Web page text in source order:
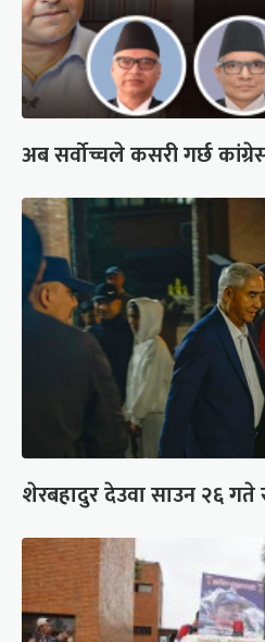
अब सर्वोच्चले कसरी गर्छ
शेरबहादुर देउवा साउन २६